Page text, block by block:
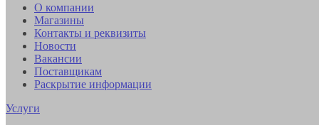
О компании
Магазины
Контакты и реквизиты
Новости
Вакансии
Поставщикам
Раскрытие информации
Услуги